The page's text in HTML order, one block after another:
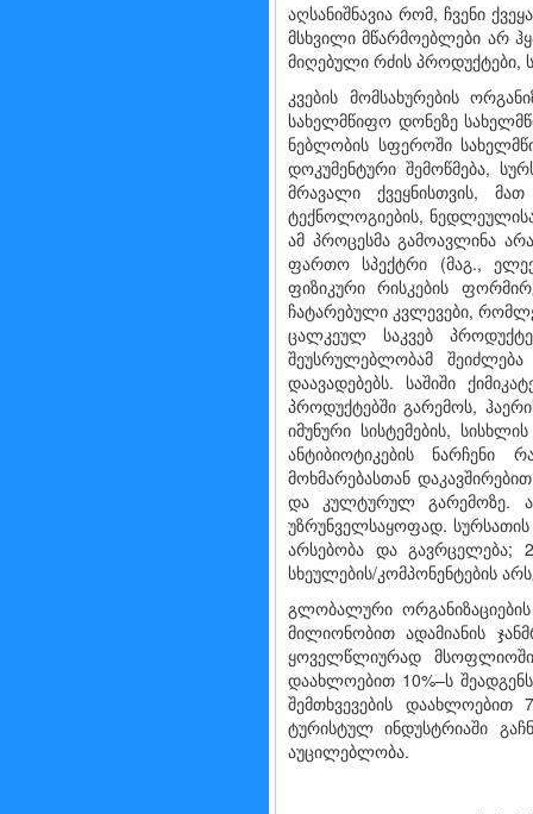
აღსანიშნავია რომ, ჩვენი
მსხვილი მწარმოებლები არ
მიღებული რძის პროდუქტები,
კვების მომსახურების
სახელმწიფო დონეზე
ნებ­ლო­ბის სფე­რო­ში
დო­კუმენ­ტუ­რი შე­მოწ­მე­ბა,
მრავალი ქვეყნისთვის,
ტექნოლოგიების,
ამ პროცესმა გამოავლინა
ფართო სპექტრი (მაგ.,
ფიზიკური რისკების
ჩატარებული კვლევები,
ცალკეულ საკვებ
შეუსრულებლობამ
დაავადებებს. საშიში
პროდუქტებში გარემოს,
იმუნური სისტემების,
ანტიბიოტიკების
მოხმარებასთან
და კულტურულ გარემოზე.
უზრუნველსაყოფად.
არსებობა და გავრცელება;
სხეულების/კომპონენტების
გლობალური
მილიონობით ადამიანის
ყოველწლიურად მსოფლიოში
დაახლოებით 10%–ს
შემთხვევების
ტურისტულ ინდუსტრიაში
აუცილებლობა.